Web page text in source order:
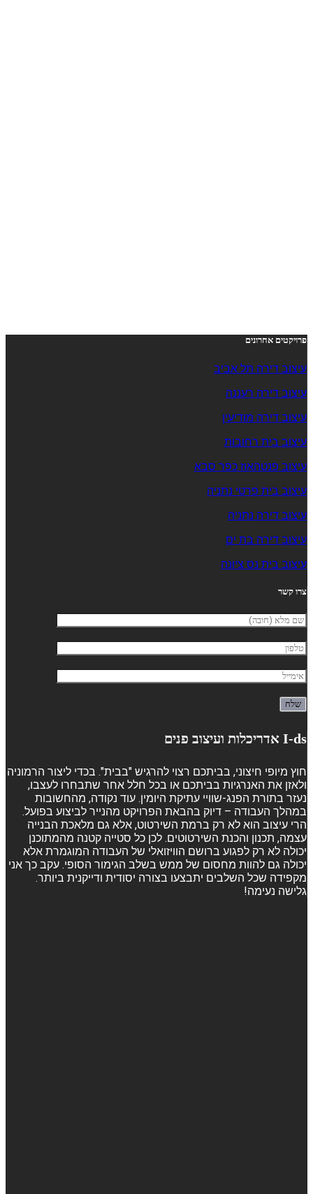
פרויקטים אחרונים
עיצוב דירה תל אביב
עיצוב דירה רעננה
עיצוב דירה מודיעין
עיצוב בית רחובות
עיצוב פנטהאוז כפר סבא
עיצוב בית פרטי נתניה
עיצוב דירה נתניה
עיצוב דירה בת ים
עיצוב בית נס ציונה
צרו קשר
I-ds אדריכלות ועיצוב פנים
חוץ מיופי חיצוני, בביתכם רצוי להרגיש "בבית". בכדי ליצור הרמוניה
ולאזן את האנרגיות בביתכם או בכל חלל אחר שתבחרו לעצבו,
נעזר בתורת הפנג-שוויי עתיקת היומין. עוד נקודה, מהחשובות
במהלך העבודה – דיוק בהבאת הפרויקט מהנייר לביצוע בפועל.
הרי עיצוב הוא לא רק ברמת השירטוט, אלא גם מלאכת הבנייה
עצמה, תכנון והכנת השירטוטים. לכן כל סטייה קטנה מהמתוכנן
יכולה לא רק לפגוע ברושם הוויזואלי של העבודה המוגמרת אלא
יכולה גם להוות מחסום של ממש בשלב הגימור הסופי. עקב כך אני
מקפידה שכל השלבים יתבצעו בצורה יסודית ודייקנית ביותר.
גלישה נעימה!